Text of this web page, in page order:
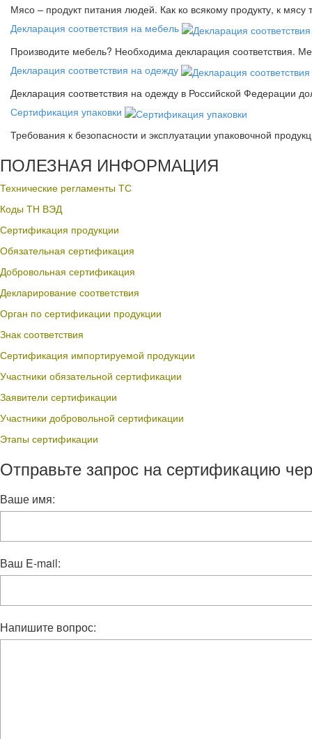
Мясо – продукт питания людей. Как ко всякому продукту, к мясу
Декларация соответствия на мебель
Производите мебель? Необходима декларация соответствия.
Декларация соответствия на одежду
Декларация соответствия на одежду в Российской Федерации
Сертификация упаковки
Требования к безопасности и эксплуатации упаковочной
ПОЛЕЗНАЯ ИНФОРМАЦИЯ
Технические регламенты ТС
Коды ТН ВЭД
Сертификация продукции
Обязательная сертификация
Добровольная сертификация
Декларирование соответствия
Орган по сертификации продукции
Знак соответствия
Сертификация импортируемой продукции
Участники обязательной сертификации
Заявители сертификации
Участники добровольной сертификации
Этапы сертификации
Отправьте запрос на сертификацию
Ваше имя:
Ваш E-mail:
Напишите вопрос: